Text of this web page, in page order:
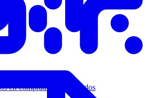
en compradores calificados